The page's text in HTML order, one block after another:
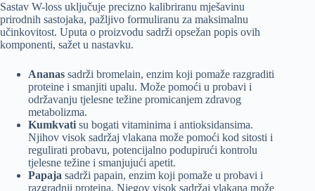
Sastav W-loss uključuje precizno kalibriranu mješavinu
prirodnih sastojaka, pažljivo formuliranu za maksimalnu
učinkovitost. Uputa o proizvodu sadrži opsežan popis ovih
komponenti, sažet u nastavku.
Ananas sadrži bromelain, enzim koji pomaže razgraditi
proteine i smanjiti upalu. Može pomoći u probavi i
održavanju tjelesne težine promicanjem zdravog
metabolizma.
Kumkvati su bogati vitaminima i antioksidansima.
Njihov visok sadržaj vlakana može pomoći kod sitosti i
regulirati probavu, potencijalno podupirući kontrolu
tjelesne težine i smanjujući apetit.
Papaja sadrži papain, enzim koji pomaže u probavi i
razgradnji proteina. Njegov visok sadržaj vlakana može